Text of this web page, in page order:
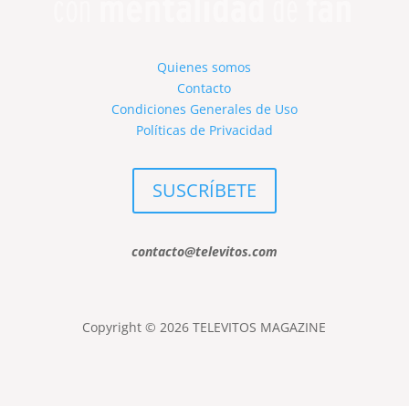
Quienes somos
Contacto
Condiciones Generales de Uso
Políticas de Privacidad
SUSCRÍBETE
contacto@televitos.com
Copyright © 2026 TELEVITOS MAGAZINE